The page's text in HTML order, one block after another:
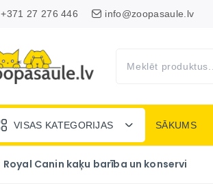
+371 27 276 446 info@zoopasaule.lv
VISAS KATEGORIJAS SĀKUMS
Royal Canin kaķu barība un konservi